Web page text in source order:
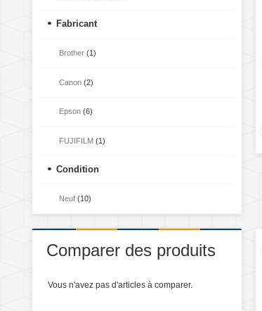
Fabricant
Brother (1)
Canon (2)
Epson (6)
FUJIFILM (1)
Condition
Neuf (10)
Comparer des produits
Vous n'avez pas d'articles à comparer.